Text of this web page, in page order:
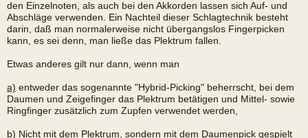
den Einzelnoten, als auch bei den Akkorden lassen sich Auf- und
Abschläge verwenden. Ein Nachteil dieser Schlagtechnik besteht
darin, daß man normalerweise nicht übergangslos Fingerpicken
kann, es sei denn, man ließe das Plektrum fallen.
Etwas anderes gilt nur dann, wenn man
a) entweder das sogenannte "Hybrid-Picking" beherrscht, bei dem
Daumen und Zeigefinger das Plektrum betätigen und Mittel- sowie
Ringfinger zusätzlich zum Zupfen verwendet werden,
b) Nicht mit dem Plektrum, sondern mit dem Daumenpick gespielt